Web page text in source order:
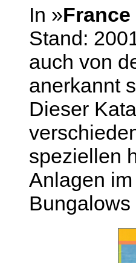
In »
Stand:
auch von
anerkannt
Dieser
speziellen
Anlagen